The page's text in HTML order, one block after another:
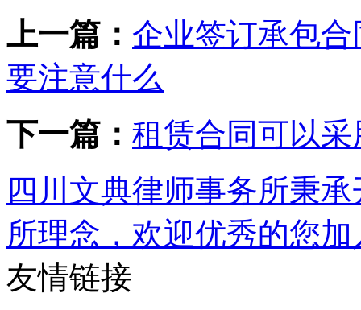
上一篇： 企业签订承包合
要注意什么
下一篇： 租赁合同可以
四川文典律师事务所秉
所理念，欢迎优秀的您
友情链接